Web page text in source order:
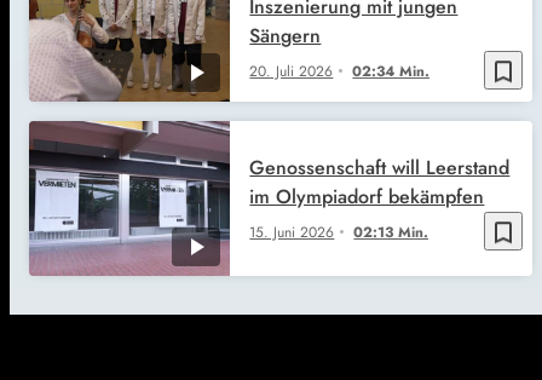
bookmark_border
20. Juli 2026 02:34 Min.
Inszenierung mit jungen
Sängern
bookmark_border
15. Juni 2026 02:13 Min.
Genossenschaft will Leerstand
im Olympiadorf bekämpfen